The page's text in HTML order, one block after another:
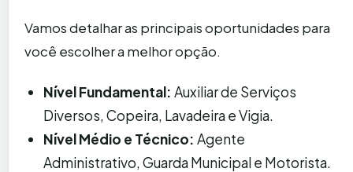
Vamos detalhar as principais oportunidades para
você escolher a melhor opção.
Nível Fundamental: Auxiliar de Serviços
Diversos, Copeira, Lavadeira e Vigia.
Nível Médio e Técnico: Agente
Administrativo, Guarda Municipal e Motorista.